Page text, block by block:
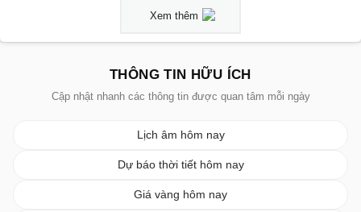
Xem thêm
THÔNG TIN HỮU ÍCH
Cập nhật nhanh các thông tin được quan tâm mỗi ngày
Lịch âm hôm nay
Dự báo thời tiết hôm nay
Giá vàng hôm nay